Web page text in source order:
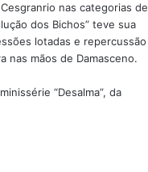
nas categorias de
dos Bichos” teve sua
lotadas e repercussão
nas mãos de Damasceno.
“Desalma”, da